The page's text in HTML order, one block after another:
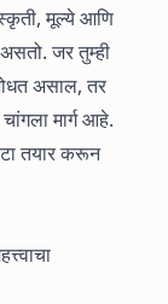
मूल्ये आणि
जर तुम्ही
असाल, तर
मार्ग आहे.
तयार करून